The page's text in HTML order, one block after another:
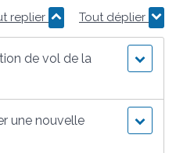
replier Tout déplier
de vol de la
une nouvelle